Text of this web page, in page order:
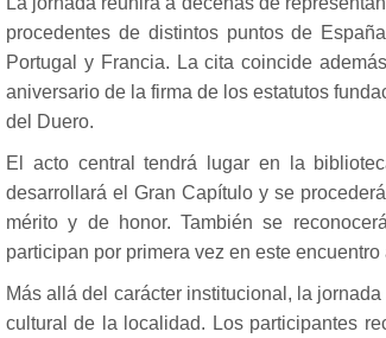
procedentes de distintos puntos de
Portugal y Francia. La cita coincide
aniversario de la firma de los estatutos
del Duero.
El acto central tendrá lugar en la
desarrollará el Gran Capítulo y se procederá
mérito y de honor. También se
participan por primera vez en este encuentro
Más allá del carácter institucional, la
cultural de la localidad. Los participantes